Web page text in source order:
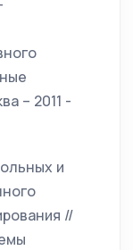
– 2011 -
и
//